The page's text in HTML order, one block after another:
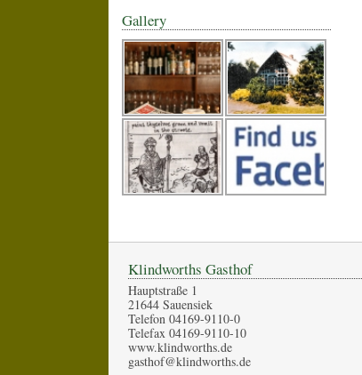
Gallery
Klindworths Gasthof
Hauptstraße 1
21644 Sauensiek
Telefon 04169-9110-0
Telefax 04169-9110-10
www.klindworths.de
gasthof@klindworths.de